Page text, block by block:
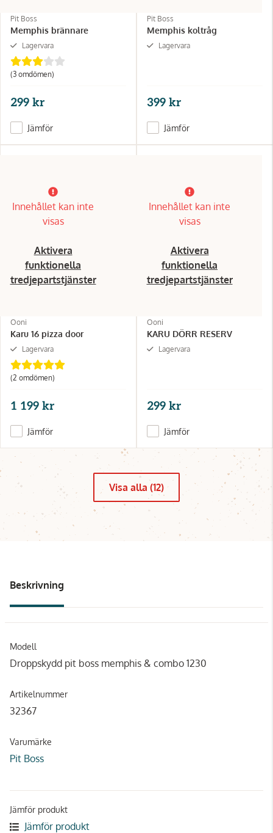
Pit Boss
Memphis brännare
Lagervara
(3 omdömen)
299 kr
Jämför
Pit Boss
Memphis koltråg
Lagervara
399 kr
Jämför
Innehållet kan inte
visas
Aktivera
funktionella
tredjepartstjänster
Ooni
Karu 16 pizza door
Lagervara
(2 omdömen)
1 199 kr
Jämför
Innehållet kan inte
visas
Aktivera
funktionella
tredjepartstjänster
Ooni
KARU DÖRR RESERV
Lagervara
299 kr
Jämför
Visa alla (12)
Beskrivning
Modell
Droppskydd pit boss memphis & combo 1230
Artikelnummer
32367
Varumärke
Pit Boss
Jämför produkt
Jämför produkt